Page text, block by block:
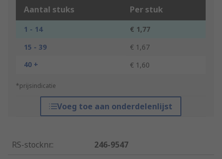
Aantal stuks Per stuk
1 - 14
€ 1,77
15 - 39
€ 1,67
40 +
€ 1,60
*prijsindicatie
Voeg toe aan onderdelenlijst
RS-stocknr.:
246-9547